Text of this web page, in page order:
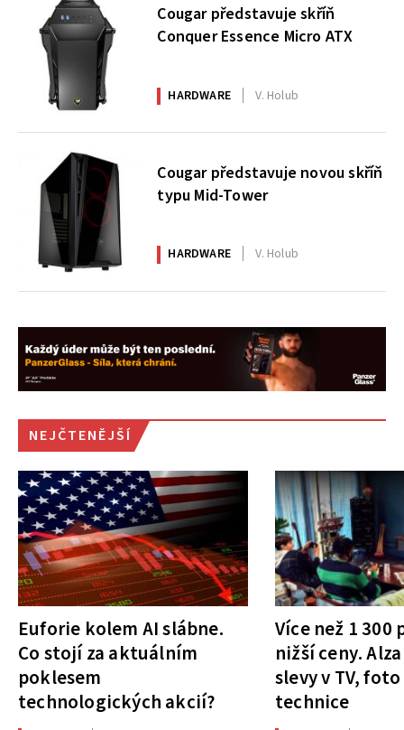
Cougar představuje skříň
Conquer Essence Micro ATX
HARDWARE V. Holub
Cougar představuje novou skříň
typu Mid-Tower
HARDWARE V. Holub
NEJČTENĚJŠÍ
Euforie kolem AI slábne.
Co stojí za aktuálním
poklesem
technologických akcií?
Více než 1
nižší ceny.
slevy v TV,
technice